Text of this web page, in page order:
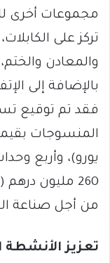
مجموعات أخرى
تركز على
والمعادن
بالإضافة إلى
فقد تم توقيع
يورو)، وأربع
من أجل صناعة
تعزيز الأنشطة